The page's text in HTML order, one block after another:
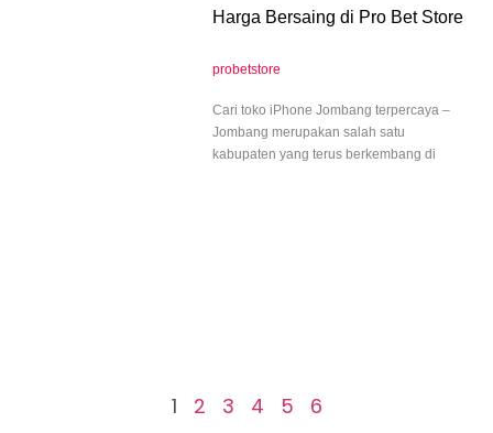
Harga Bersaing di Pro Bet Store
probetstore
Cari toko iPhone Jombang terpercaya –
Jombang merupakan salah satu
kabupaten yang terus berkembang di
1 2 3 4 5 6